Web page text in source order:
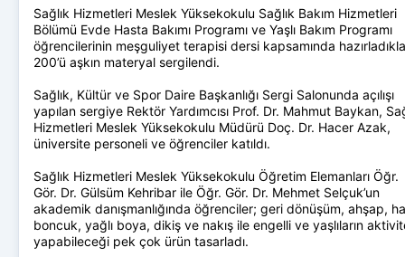
Sağlık Hizmetleri Meslek Yüksekokulu Sağlık Bakım Hizmetleri
Bölümü Evde Hasta Bakımı Programı ve Yaşlı Bakım Programı
öğrencilerinin meşguliyet terapisi dersi kapsamında
200’ü aşkın materyal sergilendi.
Sağlık, Kültür ve Spor Daire Başkanlığı Sergi Salonunda açılışı
yapılan sergiye Rektör Yardımcısı Prof. Dr. Mahmut Baykan,
Hizmetleri Meslek Yüksekokulu Müdürü Doç. Dr. Hacer Azak,
üniversite personeli ve öğrenciler katıldı.
Sağlık Hizmetleri Meslek Yüksekokulu Öğretim Elemanları Öğr.
Gör. Dr. Gülsüm Kehribar ile Öğr. Gör. Dr. Mehmet Selçuk’un
akademik danışmanlığında öğrenciler; geri dönüşüm, ahşap,
boncuk, yağlı boya, dikiş ve nakış ile engelli ve yaşlıların
yapabileceği pek çok ürün tasarladı.